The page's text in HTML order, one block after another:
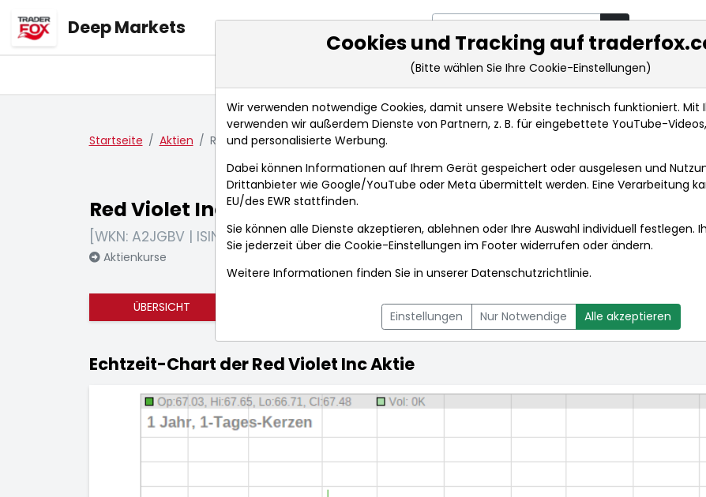
Deep Markets
Markt-Analysen Market Tools Realtimekurse Nachrichten
Startseite Aktien Red Violet Inc
Red Violet Inc
[WKN: A2JGBV | ISIN: US75704L1044]
Aktienkurse
ÜBERSICHT NACHRICHTEN CHARTTOOL
Echtzeit-Chart der Red Violet Inc Aktie
Cookies und Tracking auf
(Bitte wählen Sie Ihre Cookie-Einstellungen)
Wir verwenden notwendige Cookies, damit unsere Website technisch funktioniert. Mit
verwenden wir außerdem Dienste von Partnern, z. B. für eingebettete YouTube-
und personalisierte Werbung.
Dabei können Informationen auf Ihrem Gerät gespeichert oder ausgelesen und
Drittanbieter wie Google/YouTube oder Meta übermittelt werden. Eine Verarbeitung
EU/des EWR stattfinden.
Sie können alle Dienste akzeptieren, ablehnen oder Ihre Auswahl individuell festlegen.
Sie jederzeit über die Cookie-Einstellungen im Footer widerrufen oder ändern.
Weitere Informationen finden Sie in unserer Datenschutzrichtlinie.
Einstellungen Nur Notwendige Alle akzeptieren